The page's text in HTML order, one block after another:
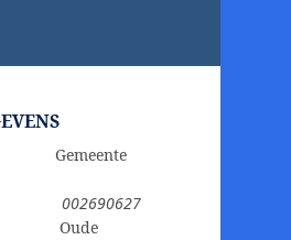
Gemeente
002690627